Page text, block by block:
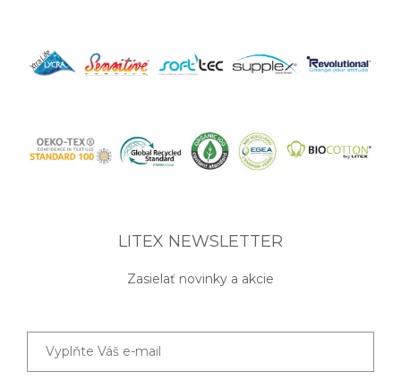
LITEX NEWSLETTER
Zasielať novinky a akcie